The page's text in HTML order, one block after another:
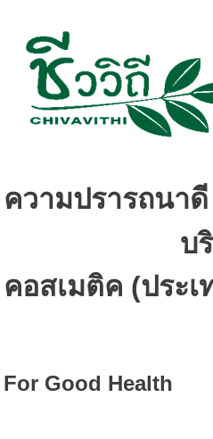
ความปรารถนาดี
บ
คอสเมติค (ประเ
For Good Health